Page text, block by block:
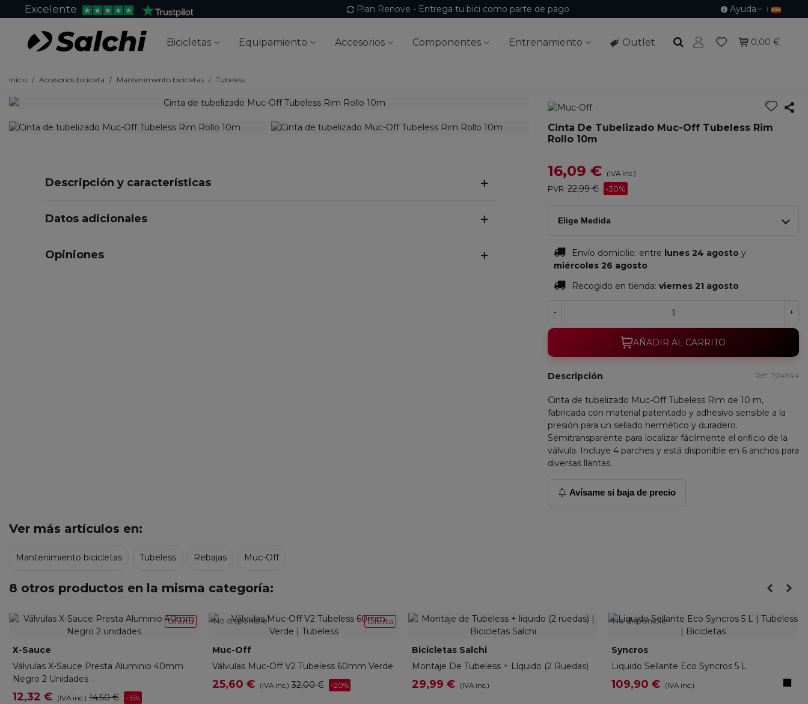
Excelente Plan Renove - Entrega tu bici como parte de pago Ayuda
Bicicletas Equipamiento Accesorios Componentes Entrenamiento Outlet 0,00 €
Inicio / Accesorios bicicleta / Mantenimiento bicicletas / Tubeless
Descripción y características
Datos adicionales
Opiniones
Cinta De Tubelizado Muc-Off Tubeless Rim
Rollo 10m
16,09 € (IVA inc.)
PVR: 22,99 € -30%
Elige Medida
Envío domicilio: entre lunes 24 agosto y
miércoles 26 agosto
Recogido en tienda: viernes 21 agosto
- +
AÑADIR AL CARRITO
Descripción Ref: 704944
Cinta de tubelizado Muc-Off Tubeless Rim de 10 m,
fabricada con material patentado y adhesivo sensible a la
presión para un sellado hermético y duradero.
Semitransparente para localizar fácilmente el orificio de la
válvula. Incluye 4 parches y está disponible en 6 anchos para
diversas llantas.
Avísame si baja de precio
Ver más artículos en:
Mantenimiento bicicletas Tubeless Rebajas Muc-Off
8 otros productos en la misma categoría:
Oferta
X-Sauce
Válvulas X-Sauce Presta Aluminio 40mm
Negro 2 Unidades
12,32 € (IVA inc.) 14,50 € -15%
Oferta
No disponible
Muc-Off
Válvulas Muc-Off V2 Tubeless 60mm Verde
25,60 € (IVA inc.) 32,00 € -20%
Bicicletas Salchi
Montaje De Tubeless + Líquido (2 Ruedas)
29,99 € (IVA inc.)
No disponible
Syncros
Liquido Sellante Eco Syncros 5 L
109,90 € (IVA inc.)